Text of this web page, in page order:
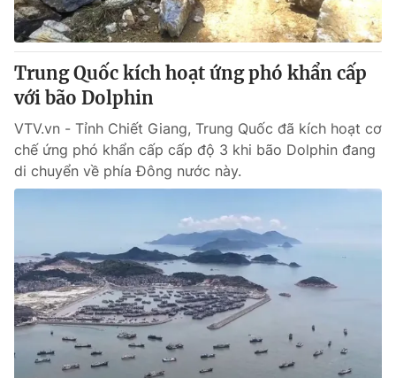
Tư vấn
Chuyên mục khác
Emagazine Podcast
Photo Infographic
Video Shorts video
VTV Thể thao
VTV Sức khoẻ Bất động sản
Thị trường 24h Tấm lòng Việt
Trung Quốc kích hoạt ứng phó khẩn cấp
với bão Dolphin
VTV.vn - Tỉnh Chiết Giang, Trung Quốc đã kích hoạt cơ
chế ứng phó khẩn cấp cấp độ 3 khi bão Dolphin đang
di chuyển về phía Đông nước này.